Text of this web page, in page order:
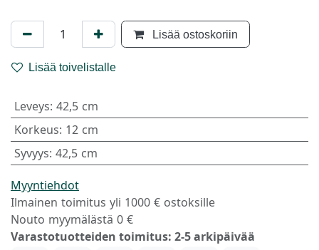
Lisää ostoskoriin
Lisää toivelistalle
Leveys: 42,5 cm
Korkeus: 12 cm
Syvyys: 42,5 cm
Myyntiehdot
Ilmainen toimitus yli 1000 € ostoksille
Nouto myymälästä 0 €
Varastotuotteiden toimitus: 2-5 arkipäivää